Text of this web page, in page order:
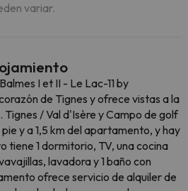
variar.
I et II - Le Lac-11 by
de Tignes y ofrece vistas a la
/ Val d'Isère y Campo de golf
y a 1,5 km del apartamento, y hay
tiene 1 dormitorio, TV, una cocina
lavadora y 1 baño con
ofrece servicio de alquiler de